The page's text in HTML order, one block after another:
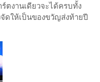
ตงานเดียวจะได้ครบทั้ง
ดให้เป็นของขวัญส่งท้ายปี